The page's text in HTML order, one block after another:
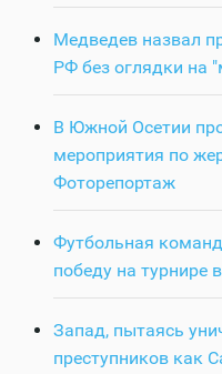
Медведев назвал
РФ без оглядки на
В Южной Осетии
мероприятия по
Фоторепортаж
Футбольная
победу на турнире
Запад, пытаясь
преступников как